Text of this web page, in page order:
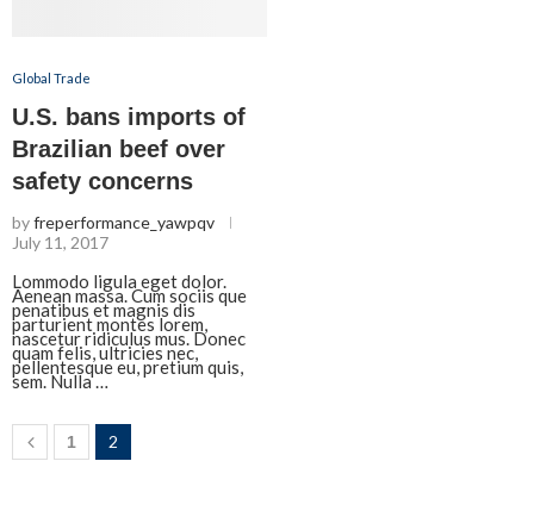
Global Trade
U.S. bans imports of
Brazilian beef over
safety concerns
byfreperformance_yawpqv
July 11, 2017
Lommodo ligula eget dolor.
Aenean massa. Cum sociis que
penatibus et magnis dis
parturient montes lorem,
nascetur ridiculus mus. Donec
quam felis, ultricies nec,
pellentesque eu, pretium quis,
sem. Nulla …
1 2